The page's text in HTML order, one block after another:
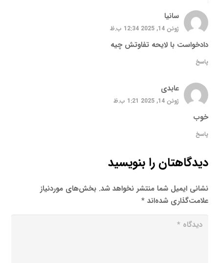
سانیا
ژوئن 14, 2025 12:34 ب.ظ
دادخواست با لایحه تفاوتش چیه
پاسخ
عابدی
ژوئن 14, 2025 1:21 ب.ظ
خوب
پاسخ
دیدگاهتان را بنویسید
نشانی ایمیل شما منتشر نخواهد شد. بخش‌های موردنیاز
علامت‌گذاری شده‌اند*